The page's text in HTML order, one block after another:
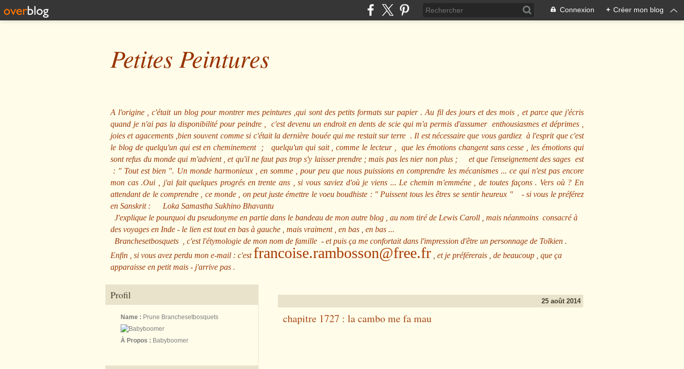
Connexion + Créer mon blog
Petites Peintures
A l'origine , c'était un blog pour montrer mes peintures ,qui sont des petits formats sur papier . Au fil des jours et des mois , et parce que j'écris
quand je n'ai pas la disponibilité pour peindre , c'est devenu un endroit en dents de scie qui m'a permis d'assumer enthousiasmes et déprimes ,
joies et agacements ,bien souvent comme si c'était la dernière bouée qui me restait sur terre . Il est nécessaire que vous gardiez à l'esprit que c'est
le blog de quelqu'un qui est en cheminement ; quelqu'un qui sait , comme le lecteur , que les émotions changent sans cesse , les émotions qui
sont refus du monde qui m'advient , et qu'il ne faut pas trop s'y laisser prendre ; mais pas les nier non plus ; et que l'enseignement des sages est
: " Tout est bien ". Un monde harmonieux , en somme , pour peu que nous puissions en comprendre les mécanismes ... ce qui n'est pas encore
mon cas .Oui , j'ai fait quelques progrés en trente ans , si vous saviez d'où je viens ... Le chemin m'emméne , de toutes façons . Vers où ? En
attendant de le comprendre , ce monde , on peut juste émettre le voeu boudhiste : " Puissent tous les êtres se sentir heureux " - si vous le préférez
en Sanskrit : Loka Samastha Sukhino Bhavantu
J'explique le pourquoi du pseudonyme en partie dans le bandeau de mon autre blog , au nom tiré de Lewis Caroll , mais néanmoins consacré à
des voyages en Inde - le lien est tout en bas à gauche , mais vraiment , en bas , en bas ...
Branchesetbosquets
, c'est l'étymologie de mon nom de famille - et puis ça me confortait dans l'impression d'être un personnage de Tolkien .
Enfin , si vous avez perdu mon e-mail : c'est francoise.rambosson@free.fr , et je préférerais , de beaucoup , que ça
apparaisse en petit mais - j'arrive pas .
Profil
Name : Prune Branchesetbosquets
À Propos : Babyboomer
25 août 2014
chapitre 1727 : la cambo me fa mau